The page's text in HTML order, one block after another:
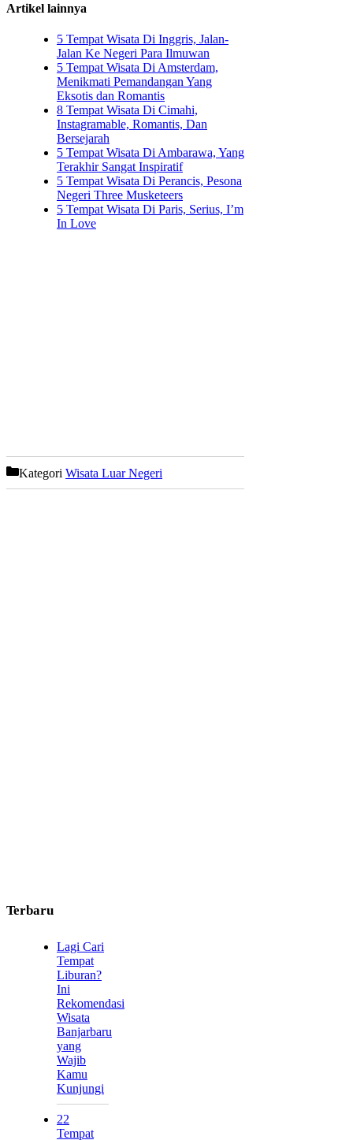
Artikel lainnya
5 Tempat Wisata Di Inggris, Jalan-
Jalan Ke Negeri Para Ilmuwan
5 Tempat Wisata Di Amsterdam,
Menikmati Pemandangan Yang
Eksotis dan Romantis
8 Tempat Wisata Di Cimahi,
Instagramable, Romantis, Dan
Bersejarah
5 Tempat Wisata Di Ambarawa, Yang
Terakhir Sangat Inspiratif
5 Tempat Wisata Di Perancis, Pesona
Negeri Three Musketeers
5 Tempat Wisata Di Paris, Serius, I’m
In Love
Kategori Wisata Luar Negeri
Terbaru
Lagi Cari
Tempat
Liburan?
Ini
Rekomendasi
Wisata
Banjarbaru
yang
Wajib
Kamu
Kunjungi
22
Tempat